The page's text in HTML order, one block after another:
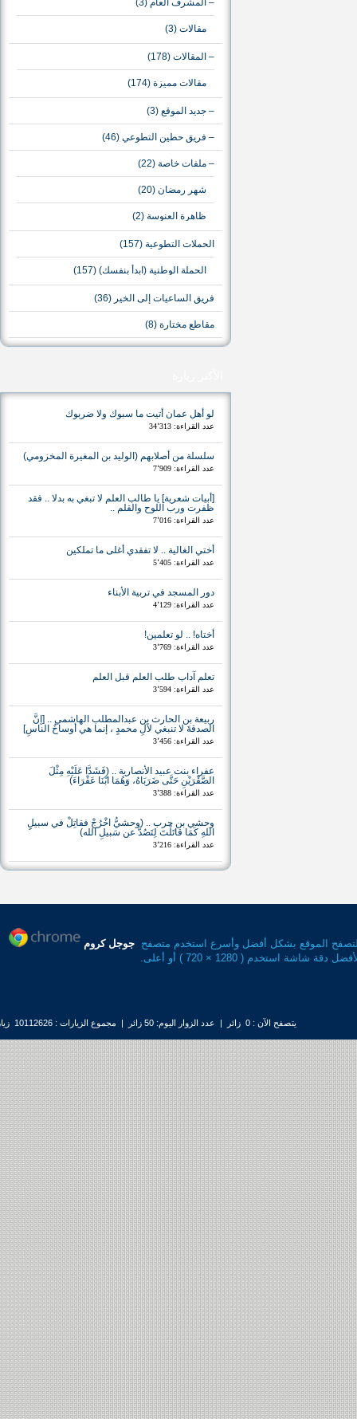
– المشرف العام (3)
مقالات(3)
– المقالات(178)
مقالات مميزة(174)
– جديد الموقع(3)
– فريق حطين التطوعي(46)
– ملفات خاصة(22)
شهر رمضان(20)
ظاهرة العنوسة(2)
الحملات التطوعية(157)
الحملة الوطنية (ابدأ بنفسك)(157)
فريق الساعيات إلى الخير(36)
مقاطع مختارة(8)
لو أهل عمان أتيت ما سبوك ولا ضربوك
عدد القراءة: 34٬313
سلسلة من أصلابهم (الوليد بن المغيرة المخزومي)
عدد القراءة: 7٬909
[أبيات شعرية] يا طالب العلم لا تبغي به بدلا .. فقد
ظفرت ورب اللوح والقلم ..
عدد القراءة: 7٬016
أختي الغالية .. لا تفقدي أغلى ما تملكين
عدد القراءة: 5٬405
دور المسجد في تربية الأبناء
عدد القراءة: 4٬129
أختاه! .. لو تعلمين!
عدد القراءة: 3٬769
تعلم آداب طلب العلم قبل العلم
عدد القراءة: 3٬594
ربيعة بن الحارث بن عبدالمطلب الهاشمي .. [إنَّ
الصدقةَ لا تنبغي لآلِ محمدٍ ، إنما هي أوساخُ الناسِ]
عدد القراءة: 3٬456
عفراء بنت عبيد الأنصارية .. (فَشَدَّا عَلَيْهِ مِثْلَ
الصَّقْرَيْنِ حَتَّى ضَرَبَاهُ، وَهُمَا ابْنَا عَفْرَاءَ)
عدد القراءة: 3٬388
وحشي بن حرب .. (وحشيُّ اخْرُجْ فقاتِلْ في سبيلِِ
اللهِ كَمَا قاتَلْتَ لِتَصُدَّ عن سَبيلِ الله)
عدد القراءة: 3٬216
الموقع بشكل أفضل وأسرع استخدم متصفح جوجل كروم
شاشة استخدم ( 1280 × 720 ) أو أعلى.
يتصفح الآن : 0 زائر | عدد الزوار اليوم: 50 زائر | مجموع الزيارات : 10112626 زيارة